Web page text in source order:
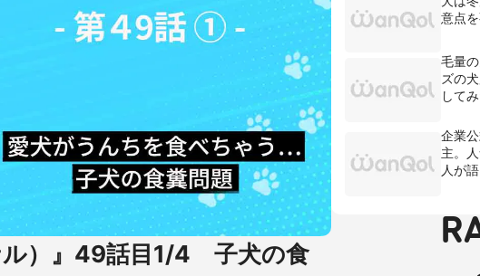
ル）』49話目1/4 子犬の食
意点
毛量
ズの
して
企業
主。
人が